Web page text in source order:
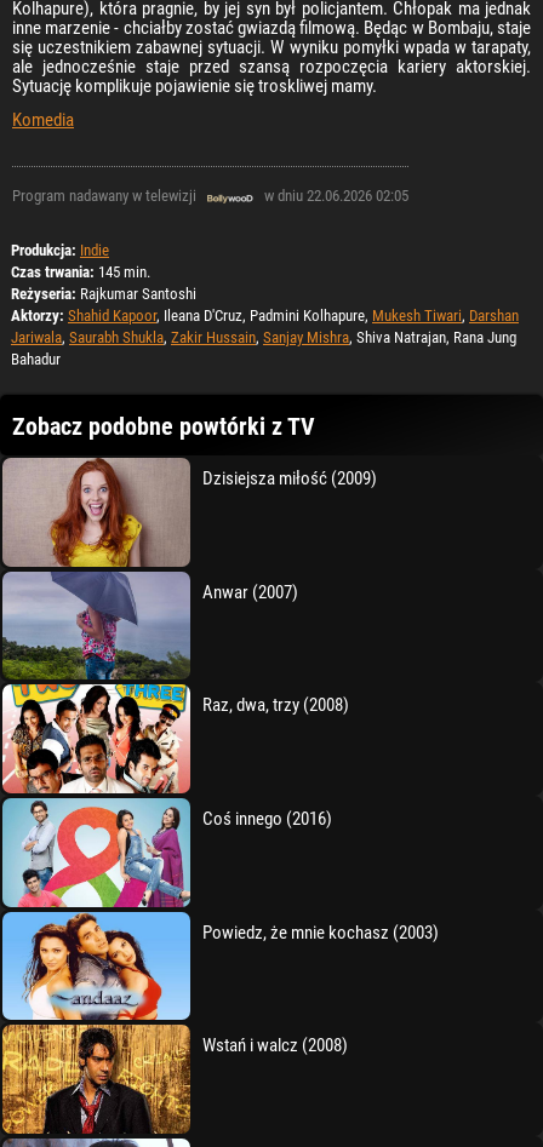
Kolhapure), która pragnie, by jej syn był policjantem. Chłopak ma jednak
inne marzenie - chciałby zostać gwiazdą filmową. Będąc w Bombaju, staje
się uczestnikiem zabawnej sytuacji. W wyniku pomyłki wpada w tarapaty,
ale jednocześnie staje przed szansą rozpoczęcia kariery aktorskiej.
Sytuację komplikuje pojawienie się troskliwej mamy.
Komedia
Program nadawany w telewizji w dniu 22.06.2026 02:05
Produkcja: Indie
Czas trwania: 145 min.
Reżyseria: Rajkumar Santoshi
Aktorzy: Shahid Kapoor, Ileana D'Cruz, Padmini Kolhapure, Mukesh Tiwari, Darshan
Jariwala, Saurabh Shukla, Zakir Hussain, Sanjay Mishra, Shiva Natrajan, Rana Jung
Bahadur
Zobacz podobne powtórki z TV
Dzisiejsza miłość (2009)
Anwar (2007)
Raz, dwa, trzy (2008)
Coś innego (2016)
Powiedz, że mnie kochasz (2003)
Wstań i walcz (2008)